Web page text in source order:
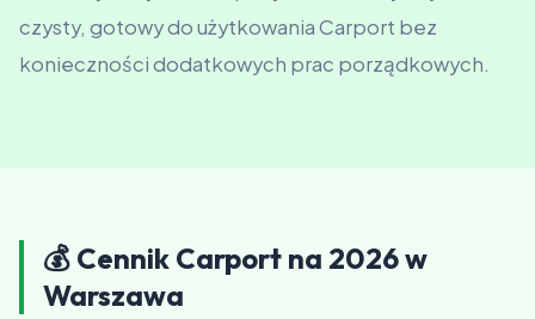
czysty, gotowy do użytkowania Carport bez
konieczności dodatkowych prac porządkowych.
💰 Cennik Carport na 2026 w
Warszawa